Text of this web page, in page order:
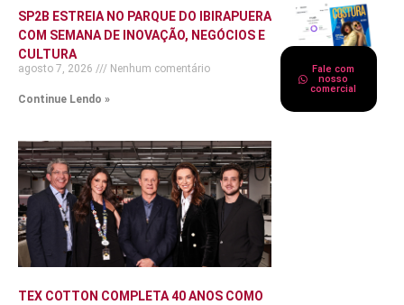
SP2B ESTREIA NO PARQUE DO IBIRAPUERA
COM SEMANA DE INOVAÇÃO, NEGÓCIOS E
CULTURA
agosto 7, 2026 Nenhum comentário
Continue Lendo »
TEX COTTON COMPLETA 40 ANOS COMO
Fale com
nosso
comercial